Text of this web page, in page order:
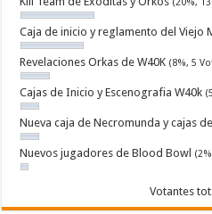
(20%,
Caja de inicio y reglamento del Viejo
Revelaciones Orkas de W40K (8%, 5
Cajas de Inicio y Escenografia W40k
Nueva caja de Necromunda y cajas
Nuevos jugadores de Blood Bowl
Votantes